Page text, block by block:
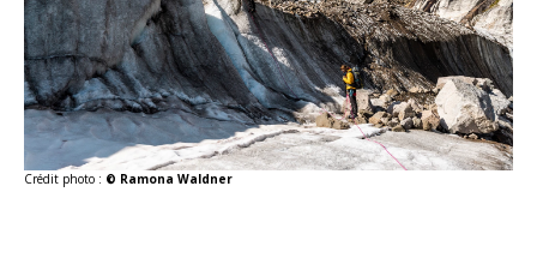
Crédit photo : © Ramona Waldner